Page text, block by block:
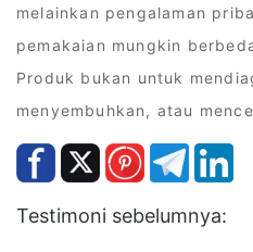
melainkan pengalaman
pemakaian mungkin
Produk bukan untuk
menyembuhkan, atau
Testimoni sebelumnya: